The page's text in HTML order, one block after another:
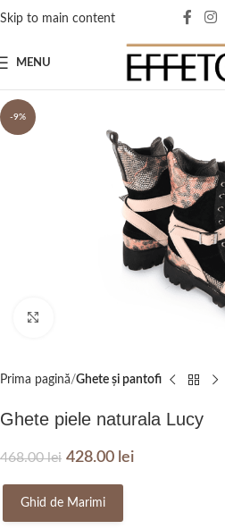
Skip to main content
MENU
-9%
Prima pagină Ghete și pantofi
Ghete piele naturala Lucy
468.00lei 428.00 lei
Ghid de Marimi